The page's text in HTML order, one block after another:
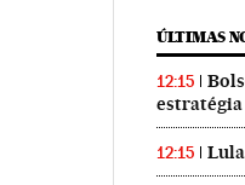
ÚLTIMAS
12:15
estratégia
12:15